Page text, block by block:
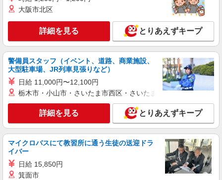
+゜ 入社祝い金10万円支給(規定有) お友達を紹介
頂くと, インセンティブ支給(規定有) ★月2回払
い・週払い可能（規程有）★ ゜・。○。・゜
+゜・。○。・゜+゜
キープ 詳細を見る
派遣社員 紹介予定派遣
株式会社シエロ
≪コールセンター≫
時給1300円〜 ※残業代支給 ★交通費別途支給
（規定あり） ゜+゜・。○。・゜+゜・。○。・゜
+゜ 入社祝い金10万円支給(規定有) お友達を紹介
頂くと, インセンティブ支給(規定有) ★月2回払
い・週払い可能（規程有）★ ゜・。○。・゜
+゜・。○。・゜+゜
福岡県福岡市中央区
キープ 詳細を見る
派遣社員
株式会社シエロ
大阪市北区
詳細を見る とりあえずキープ
警備員スタッフ（イベント、道路、商業施設、
大型駐車場、JR列車見張りなど）
日給 11,000円〜12,100円
栃木市・小山市・さいたま市西区・さいたま市岩槻区・久喜市・
詳細を見る とりあえずキープ
マイクロバスにて教習所に通う生徒の送迎ドラ
イバー
日給 15,850円
箕面市